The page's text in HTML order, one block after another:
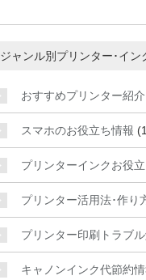
ジャンル別プリンター･イン
おすすめプリンター紹介
スマホのお役立ち情報
プリンターインクお役
プリンター活用法･作り
プリンター印刷トラブ
キャノンインク代節約